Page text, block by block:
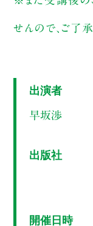
せんので、ご了承
出演者
早坂渉
出版社
開催日時